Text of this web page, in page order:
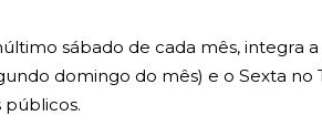
sábado de cada mês, integra
domingo do mês) e o Sexta
públicos.